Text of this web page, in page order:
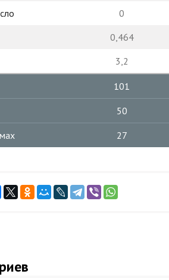
0
0,464
3,2
101
50
27